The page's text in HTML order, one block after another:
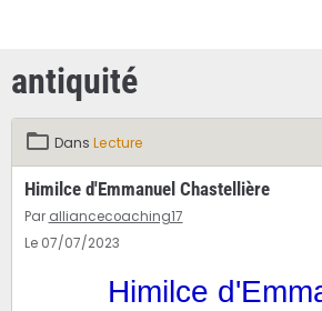
antiquité
Dans Lecture
Himilce d'Emmanuel Chastellière
Par alliancecoaching17
Le 07/07/2023
Himilce